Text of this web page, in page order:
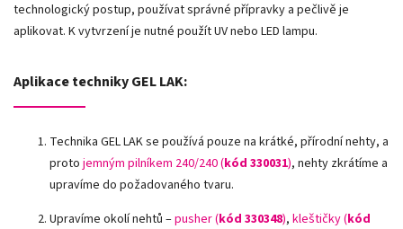
technologický postup, používat správné přípravky a pečlivě je
aplikovat. K vytvrzení je nutné použít UV nebo LED lampu.
Aplikace techniky GEL LAK:
Technika GEL LAK se používá pouze na krátké, přírodní nehty, a
proto jemným pilníkem 240/240 (kód 330031), nehty zkrátíme a
upravíme do požadovaného tvaru.
Upravíme okolí nehtů –pusher (kód 330348), kleštičky (kód